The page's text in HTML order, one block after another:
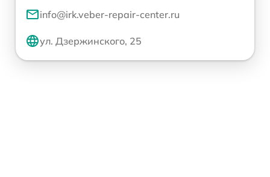
info@irk.veber-repair-center.ru
ул. Дзержинского, 25